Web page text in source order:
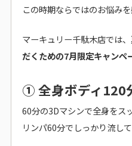
この時期ならではのお悩み
マーキュリー千駄木店では、
だくための7月限定キャンペ
① 全身ボディ120
60分の3Dマシンで全身をス
リンパ60分でしっかり流して